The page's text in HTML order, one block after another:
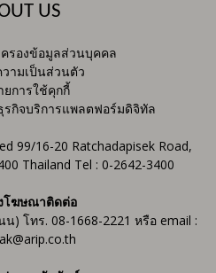
US
รองข้อมูลส่วนบุคคล
ามเป็นส่วนตัว
การใช้คุกกี้
รกิจบริการแพลตฟอร์มดิจิทัล
99/16-20 Ratchadapisek Road,
Thailand Tel : 0-2642-3400
โฆษณาติดต่อ
โทร. 08-1668-2221 หรือ email :